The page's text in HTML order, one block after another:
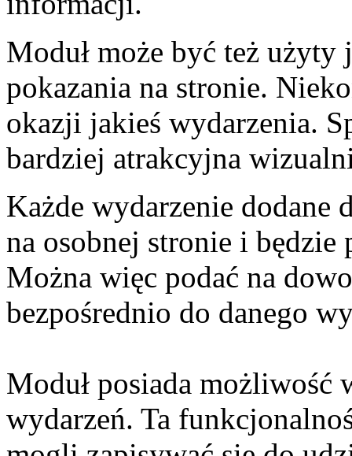
Moduł może być też użyty
pokazania na stronie.
okazji jakieś wydarzenia.
bardziej atrakcyjna
Każde wydarzenie dodane
na osobnej stronie i będzie
Można więc podać na
bezpośrednio do danego
Moduł posiada możliwość
wydarzeń. Ta